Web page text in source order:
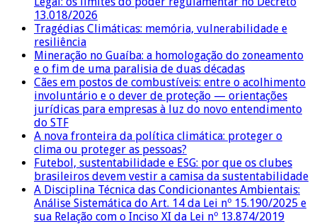
13.018/2026
Tragédias Climáticas: memória, vulnerabilidade e
resiliência
Mineração no Guaíba: a homologação do zoneamento
e o fim de uma paralisia de duas décadas
Cães em postos de combustíveis: entre o acolhimento
involuntário e o dever de proteção — orientações
jurídicas para empresas à luz do novo entendimento
do STF
A nova fronteira da política climática: proteger o
clima ou proteger as pessoas?
Futebol, sustentabilidade e ESG: por que os clubes
brasileiros devem vestir a camisa da sustentabilidade
A Disciplina Técnica das Condicionantes Ambientais:
Análise Sistemática do Art. 14 da Lei nº 15.190/2025 e
sua Relação com o Inciso XI da Lei nº 13.874/2019